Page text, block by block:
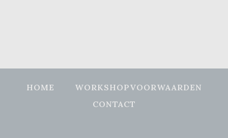
HOME
WORKSHOPVOORWAARDEN
CONTACT